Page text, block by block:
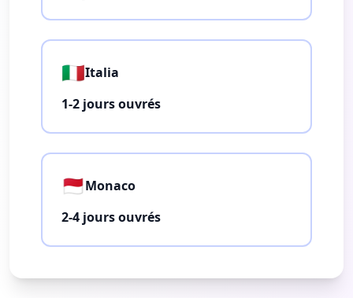
🇮🇹Italia
1-2 jours ouvrés
🇲🇨Monaco
2-4 jours ouvrés